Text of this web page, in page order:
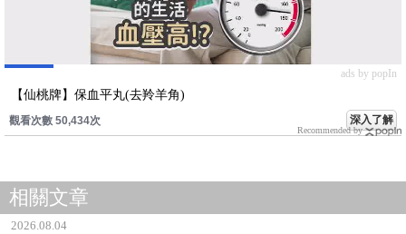
ads by popIn
【仙桃牌】保血平丸(去羚羊角)
觀看次數 50,434次 深入了解
Recommended by
相關文章
2026.08.04